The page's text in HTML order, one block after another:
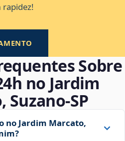
rapidez!
Sobre
no Jardim
no Jardim Marcato,